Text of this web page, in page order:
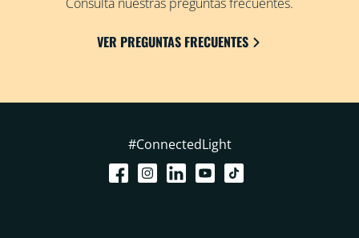
Consulta nuestras preguntas frecuentes.
VER PREGUNTAS FRECUENTES
#ConnectedLight